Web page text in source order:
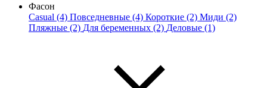
Фасон
Casual (4) Повседневные (4) Короткие (2) Миди (2)
Пляжные (2) Для беременных (2) Деловые (1)